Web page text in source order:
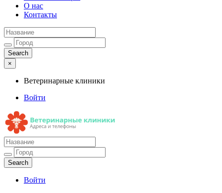
О нас
Контакты
×
Ветеринарные клиники
Войти
Ветеринарные клиники
Адреса и телефоны
Войти